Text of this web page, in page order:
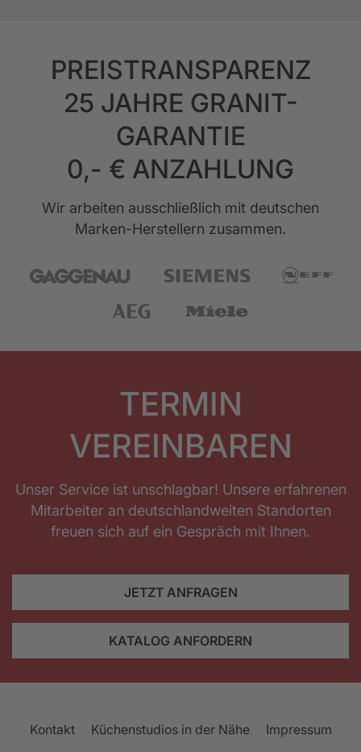
PREISTRANSPARENZ
25 JAHRE GRANIT-
GARANTIE
0,- € ANZAHLUNG
Wir arbeiten ausschließlich mit deutschen
Marken-Herstellern zusammen.
TERMIN
VEREINBAREN
Unser Service ist unschlagbar! Unsere erfahrenen
Mitarbeiter an deutschlandweiten Standorten
freuen sich auf ein Gespräch mit Ihnen.
JETZT ANFRAGEN
KATALOG ANFORDERN
Kontakt Küchenstudios in der Nähe Impressum